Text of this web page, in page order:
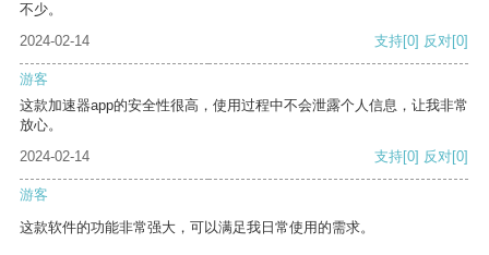
不少。
2024-02-14
支持[0] 反对[0]
游客
这款加速器app的安全性很高，使用过程中不会泄露个人信息，让我非常
放心。
2024-02-14
支持[0] 反对[0]
游客
这款软件的功能非常强大，可以满足我日常使用的需求。